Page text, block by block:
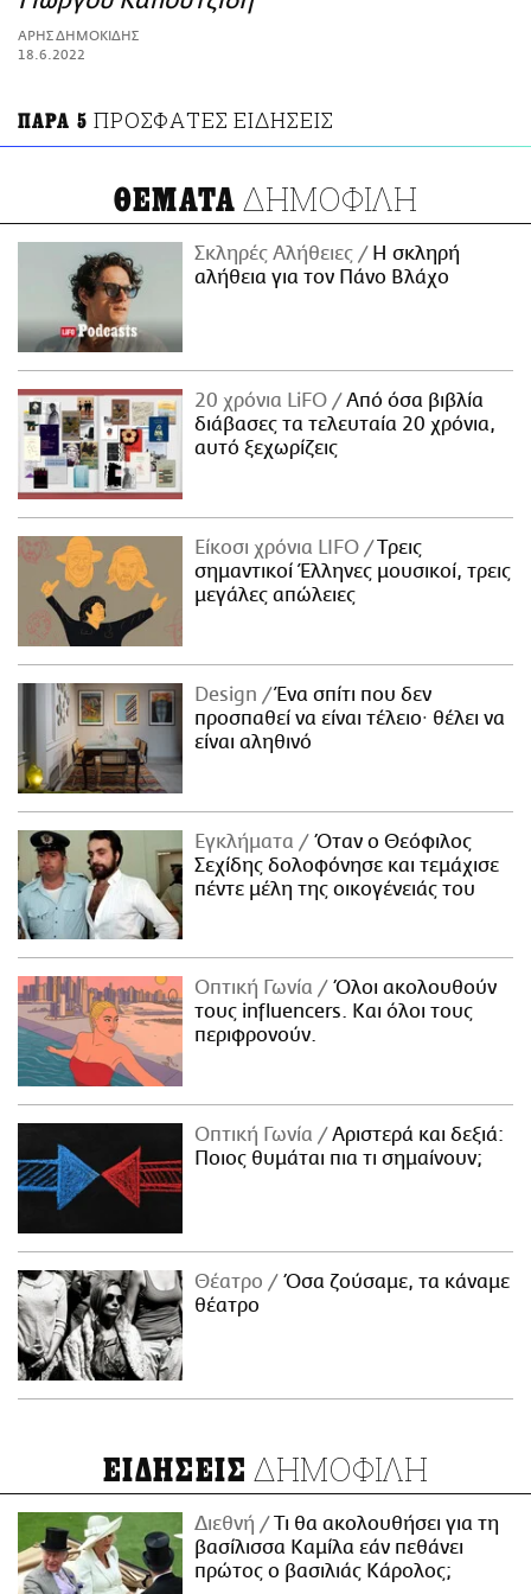
ΑΜΠΑ
PRINT
ΑΡΗΣ ΔΗΜΟΚΙΔΗΣ
18.6.2022
ΠΑΡΑ 5 ΠΡΟΣΦΑΤΕΣ ΕΙΔΗΣΕΙΣ
ΘΕΜΑΤΑ ΔΗΜΟΦΙΛΗ
Σκληρές Αλήθειες
H σκληρή
αλήθεια για τον Πάνο Βλάχο
20 χρόνια LiFO
Από όσα βιβλία
διάβασες τα τελευταία 20 χρόνια,
αυτό ξεχωρίζεις
Είκοσι χρόνια LIFO
Tρεις
σημαντικοί Έλληνες μουσικοί, τρεις
μεγάλες απώλειες
Design
Ένα σπίτι που δεν
προσπαθεί να είναι τέλειο· θέλει να
είναι αληθινό
Εγκλήματα
Όταν ο Θεόφιλος
Σεχίδης δολοφόνησε και τεμάχισε
πέντε μέλη της οικογένειάς του
Οπτική Γωνία
Όλοι ακολουθούν
τους influencers. Και όλοι τους
περιφρονούν.
Οπτική Γωνία
Αριστερά και δεξιά:
Ποιος θυμάται πια τι σημαίνουν;
Θέατρο
Όσα ζούσαμε, τα κάναμε
θέατρο
ΕΙΔΗΣΕΙΣ ΔΗΜΟΦΙΛΗ
Διεθνή
Τι θα ακολουθήσει για τη
βασίλισσα Καμίλα εάν πεθάνει
πρώτος ο βασιλιάς Κάρολος;